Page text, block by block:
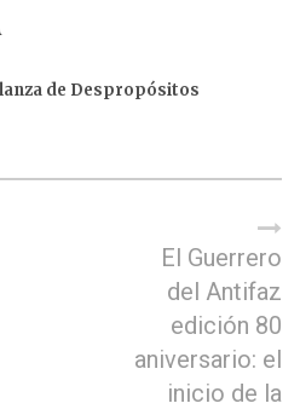
de Despropósitos
El Guerrero
del Antifaz
edición 80
aniversario: el
inicio de la